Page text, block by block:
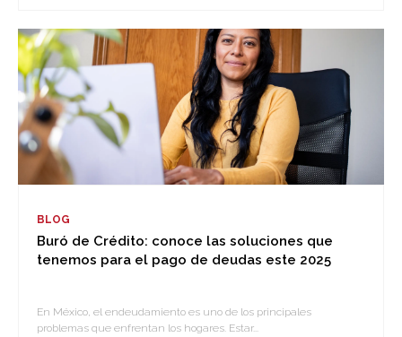
BLOG
Buró de Crédito: conoce las soluciones que
tenemos para el pago de deudas este 2025
En México, el endeudamiento es uno de los principales
problemas que enfrentan los hogares. Estar...